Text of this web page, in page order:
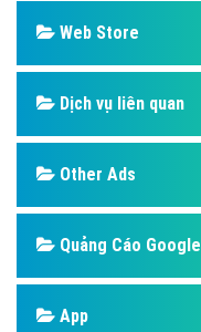
Web Store
Dịch vụ liên quan
Other Ads
Quảng Cáo Google
App